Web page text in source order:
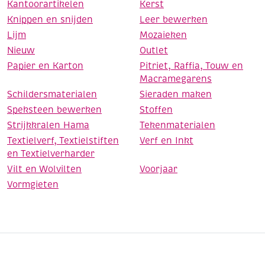
Kantoorartikelen
Kerst
Knippen en snijden
Leer bewerken
Lijm
Mozaieken
Nieuw
Outlet
Papier en Karton
Pitriet, Raffia, Touw en
Macramegarens
Schildersmaterialen
Sieraden maken
Speksteen bewerken
Stoffen
Strijkkralen Hama
Tekenmaterialen
Textielverf, Textielstiften
en Textielverharder
Verf en Inkt
Vilt en Wolvilten
Voorjaar
Vormgieten